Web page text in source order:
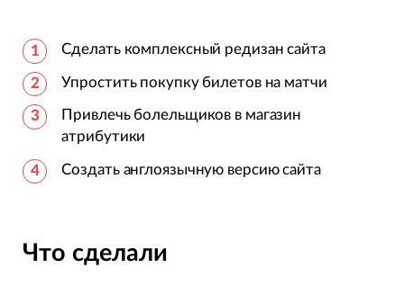
Сделать комплексный редизан сайта
Упростить покупку билетов на матчи
Привлечь болельщиков в магазин
атрибутики
Создать англоязычную версию сайта
Что сделали